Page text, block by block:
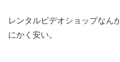
レンタルビデオショップなん
にかく安い。